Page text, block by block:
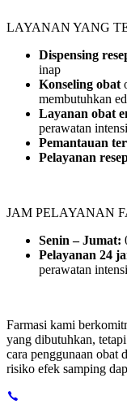
LAYANAN YANG
Dispensing
inap
Konseling obat
membutuhkan
Layanan obat
perawatan
Pemantauan
Pelayanan
JAM PELAYANAN
Senin – Jumat:
Pelayanan 24
perawatan
Farmasi kami
yang dibutuhkan,
cara penggunaan obat
risiko efek samping